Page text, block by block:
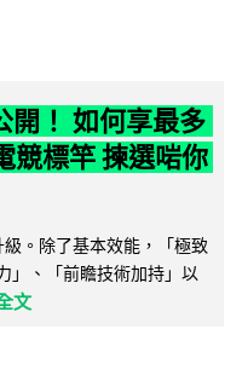
！ 如何享最多
標竿 揀選啱你
。除了基本效能，「極致
」、「前瞻技術加持」以
文